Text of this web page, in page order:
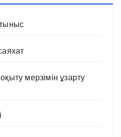
мерзімін ұзарту